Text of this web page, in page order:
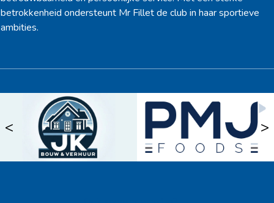
betrokkenheid ondersteunt Mr Fillet de club in haar sportieve
ambities.
< >